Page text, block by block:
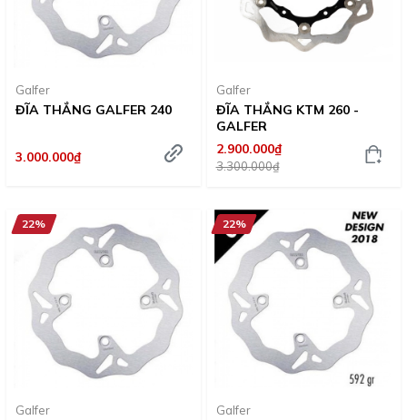
Galfer
ĐĨA THẮNG GALFER 240
3.000.000₫
Galfer
ĐĨA THẮNG KTM 260 -
GALFER
2.900.000₫
3.300.000₫
22%
Galfer
22%
Galfer